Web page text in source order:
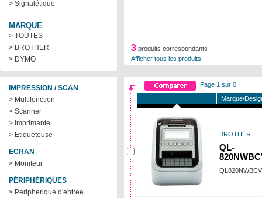
> Signalétique
MARQUE
> TOUTES
> BROTHER
> DYMO
IMPRESSION / SCAN
> Multifonction
> Scanner
> Imprimante
> Etiqueteuse
ECRAN
> Moniteur
PÉRIPHÉRIQUES
> Peripherique d'entree
3 produits correspondants
Afficher tous les produits
Page 1 sur 0
Marque/
BROTHER
QL-